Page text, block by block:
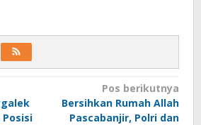
Pos berikutnya
Bersihkan Rumah Allah
Pascabanjir, Polri dan